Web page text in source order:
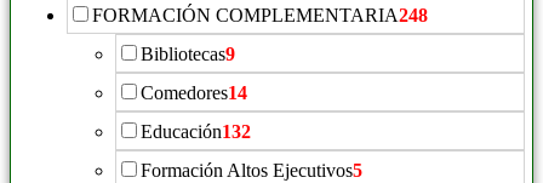
FORMACIÓN COMPLEMENTARIA248
Bibliotecas9
Comedores14
Educación132
Formación Altos Ejecutivos5